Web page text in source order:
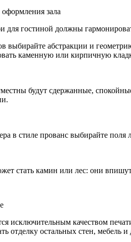
зала
гостиной должны
выбирайте абстракции и
каменную или кирпичную
будут сдержанные,
в стиле прованс выбирайте
стать камин или лес: они
исключительным качеством
отделку остальных стен, мебель